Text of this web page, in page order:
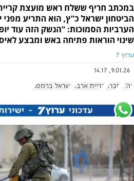
במכתב חריף ששלח ראש מועצת
הביטחון ישראל כ"ץ, הוא התריע
הערביות הסמוכות: "הנשק הזה עוד
שינוי הוראות פתיחה באש ומבצע
ערוץ 7
9.01.26, 14:17
צה"ל חברון קריית ארבע ישראל ברמסון